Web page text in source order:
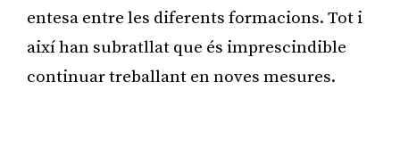
entesa entre les diferents formacions. Tot i
així han subratllat que és imprescindible
continuar treballant en noves mesures.